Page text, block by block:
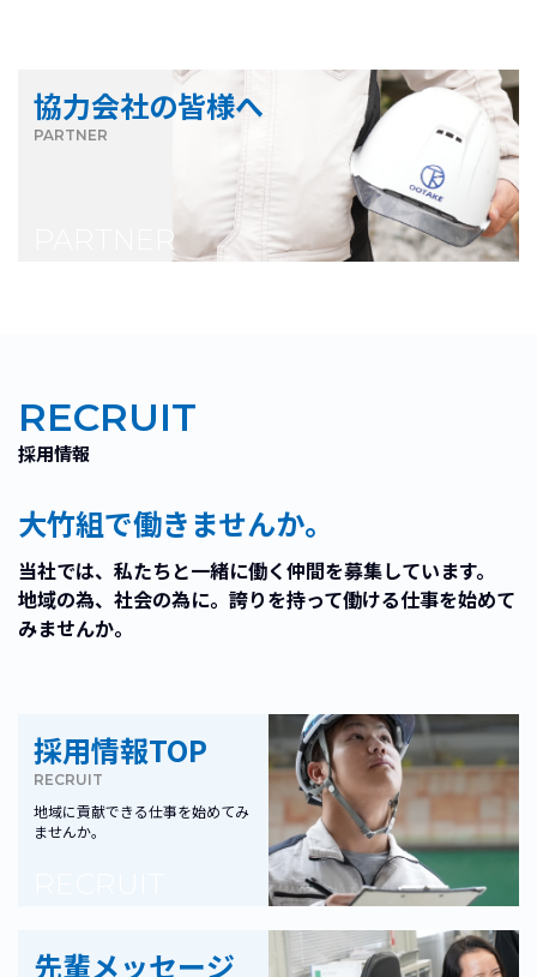
協力会社の皆様へ
PARTNER
PARTNER
RECRUIT
採用情報
大竹組で働きませんか。
当社では、私たちと一緒に働く仲間を募集しています。
地域の為、社会の為に。誇りを持って働ける仕事を始めて
みませんか。
採用情報TOP
RECRUIT
地域に貢献できる仕事を始めてみ
ませんか。
先輩メッセージ